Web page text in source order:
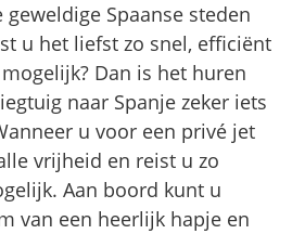
geweldige Spaanse steden
u het liefst zo snel, efficiënt
Dan is het huren
naar Spanje zeker iets
u voor een privé jet
vrijheid en reist u zo
Aan boord kunt u
van een heerlijk hapje en